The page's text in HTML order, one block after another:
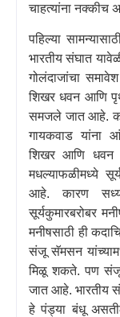
चाहत्यांना नक्कीच
पहिल्या
भारतीय संघात
गोलंदाजांचा
शिखर धवन आणि
समजले जात आहे.
गायकवाड यांना
शिखर आणि धवन
मधल्याफळीमध्ये
आहे. कारण
सूर्यकुमारबरोबर
मनीषसाठी ही
संजू सॅमसन
मिळू शकते. पण
जात आहे. भारतीय
हे पंड्या बंधू